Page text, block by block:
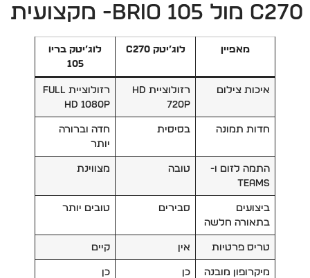
C270 מול Brio 105- מקצועית
מאפיין לוג’יטק C270
לוג’יטק בריו
105
איכות צילום
רזולוציית HD
720p
רזולוציית Full
HD 1080p
חדות תמונה בסיסית
חדה וברורה
יותר
התמה לזום ו-
Teams
טובה מצווינת
ביצועים
בתאורה חלשה
סבירים טובים יותר
טריס פרטיות אין קיים
מיקרופון מובנה כן כן